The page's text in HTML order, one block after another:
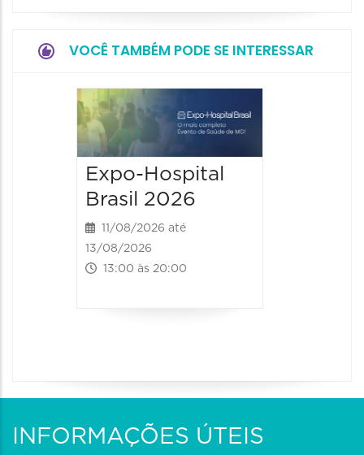
VOCÊ TAMBÉM PODE SE INTERESSAR
Expo-Hospital
Brasil 2026
11/08/2026 até
13/08/2026
13:00 às 20:00
INFORMAÇÕES ÚTEIS